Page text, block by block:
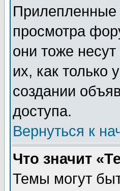
Прилепленные
просмотра
они тоже
их, как только
создании
доступа.
Вернуться к
Что значит
Темы могут